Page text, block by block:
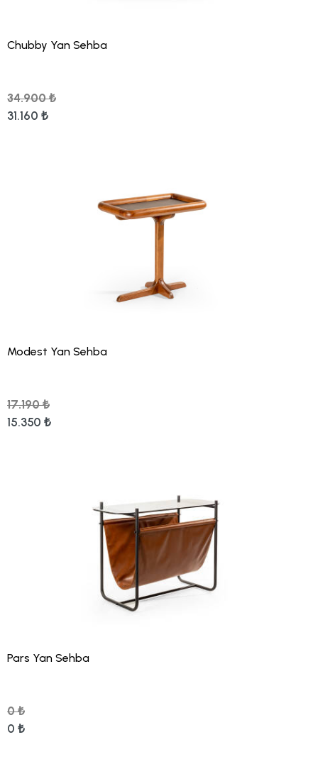
Chubby Yan Sehba
34.900 ₺
31.160 ₺
Modest Yan Sehba
17.190 ₺
15.350 ₺
Pars Yan Sehba
0 ₺
0 ₺